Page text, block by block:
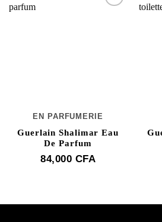
EN PARFUMERIE
Guerlain Shalimar Eau
De Parfum
84,000 CFA